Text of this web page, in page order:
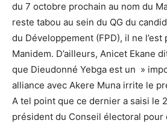
du 7 octobre prochain au nom du
reste tabou au sein du QG du
du Développement (FPD), il ne l’est
Manidem. D’ailleurs, Anicet Ekane
que Dieudonné Yebga est un »
alliance avec Akere Muna irrite le
A tel point que ce dernier a saisi le
président du Conseil électoral pour